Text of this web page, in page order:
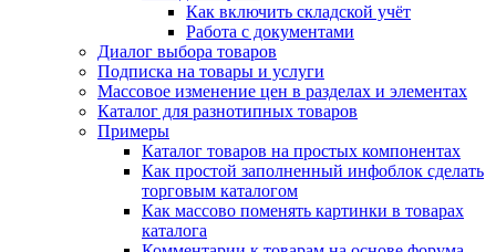
Как включить складской учёт
Работа с документами
Диалог выбора товаров
Подписка на товары и услуги
Массовое изменение цен в разделах и элементах
Каталог для разнотипных товаров
Примеры
Каталог товаров на простых компонентах
Как простой заполненный инфоблок сделать
торговым каталогом
Как массово поменять картинки в товарах
каталога